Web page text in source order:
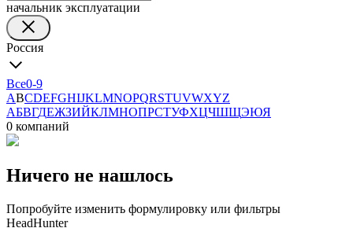
начальник эксплуатации
Россия
Все0-9
ABCDEFGHIJKLMNOPQRSTUVWXYZ
АБВГДЕЖЗИЙКЛМНОПРСТУФХЦЧШЩЭЮЯ
0 компаний
Ничего не нашлось
Попробуйте изменить формулировку или фильтры
HeadHunter